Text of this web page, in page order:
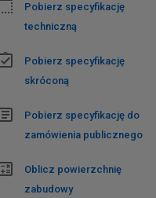
Pobierz specyfikację
techniczną
Pobierz specyfikację
skróconą
Pobierz specyfikację do
zamówienia publicznego
Oblicz powierzchnię
zabudowy